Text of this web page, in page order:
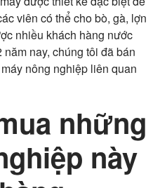
viên có thể cho bò, gà, lợn
nhiều khách hàng nước
nay, chúng tôi đã bán
nông nghiệp liên quan
những
này